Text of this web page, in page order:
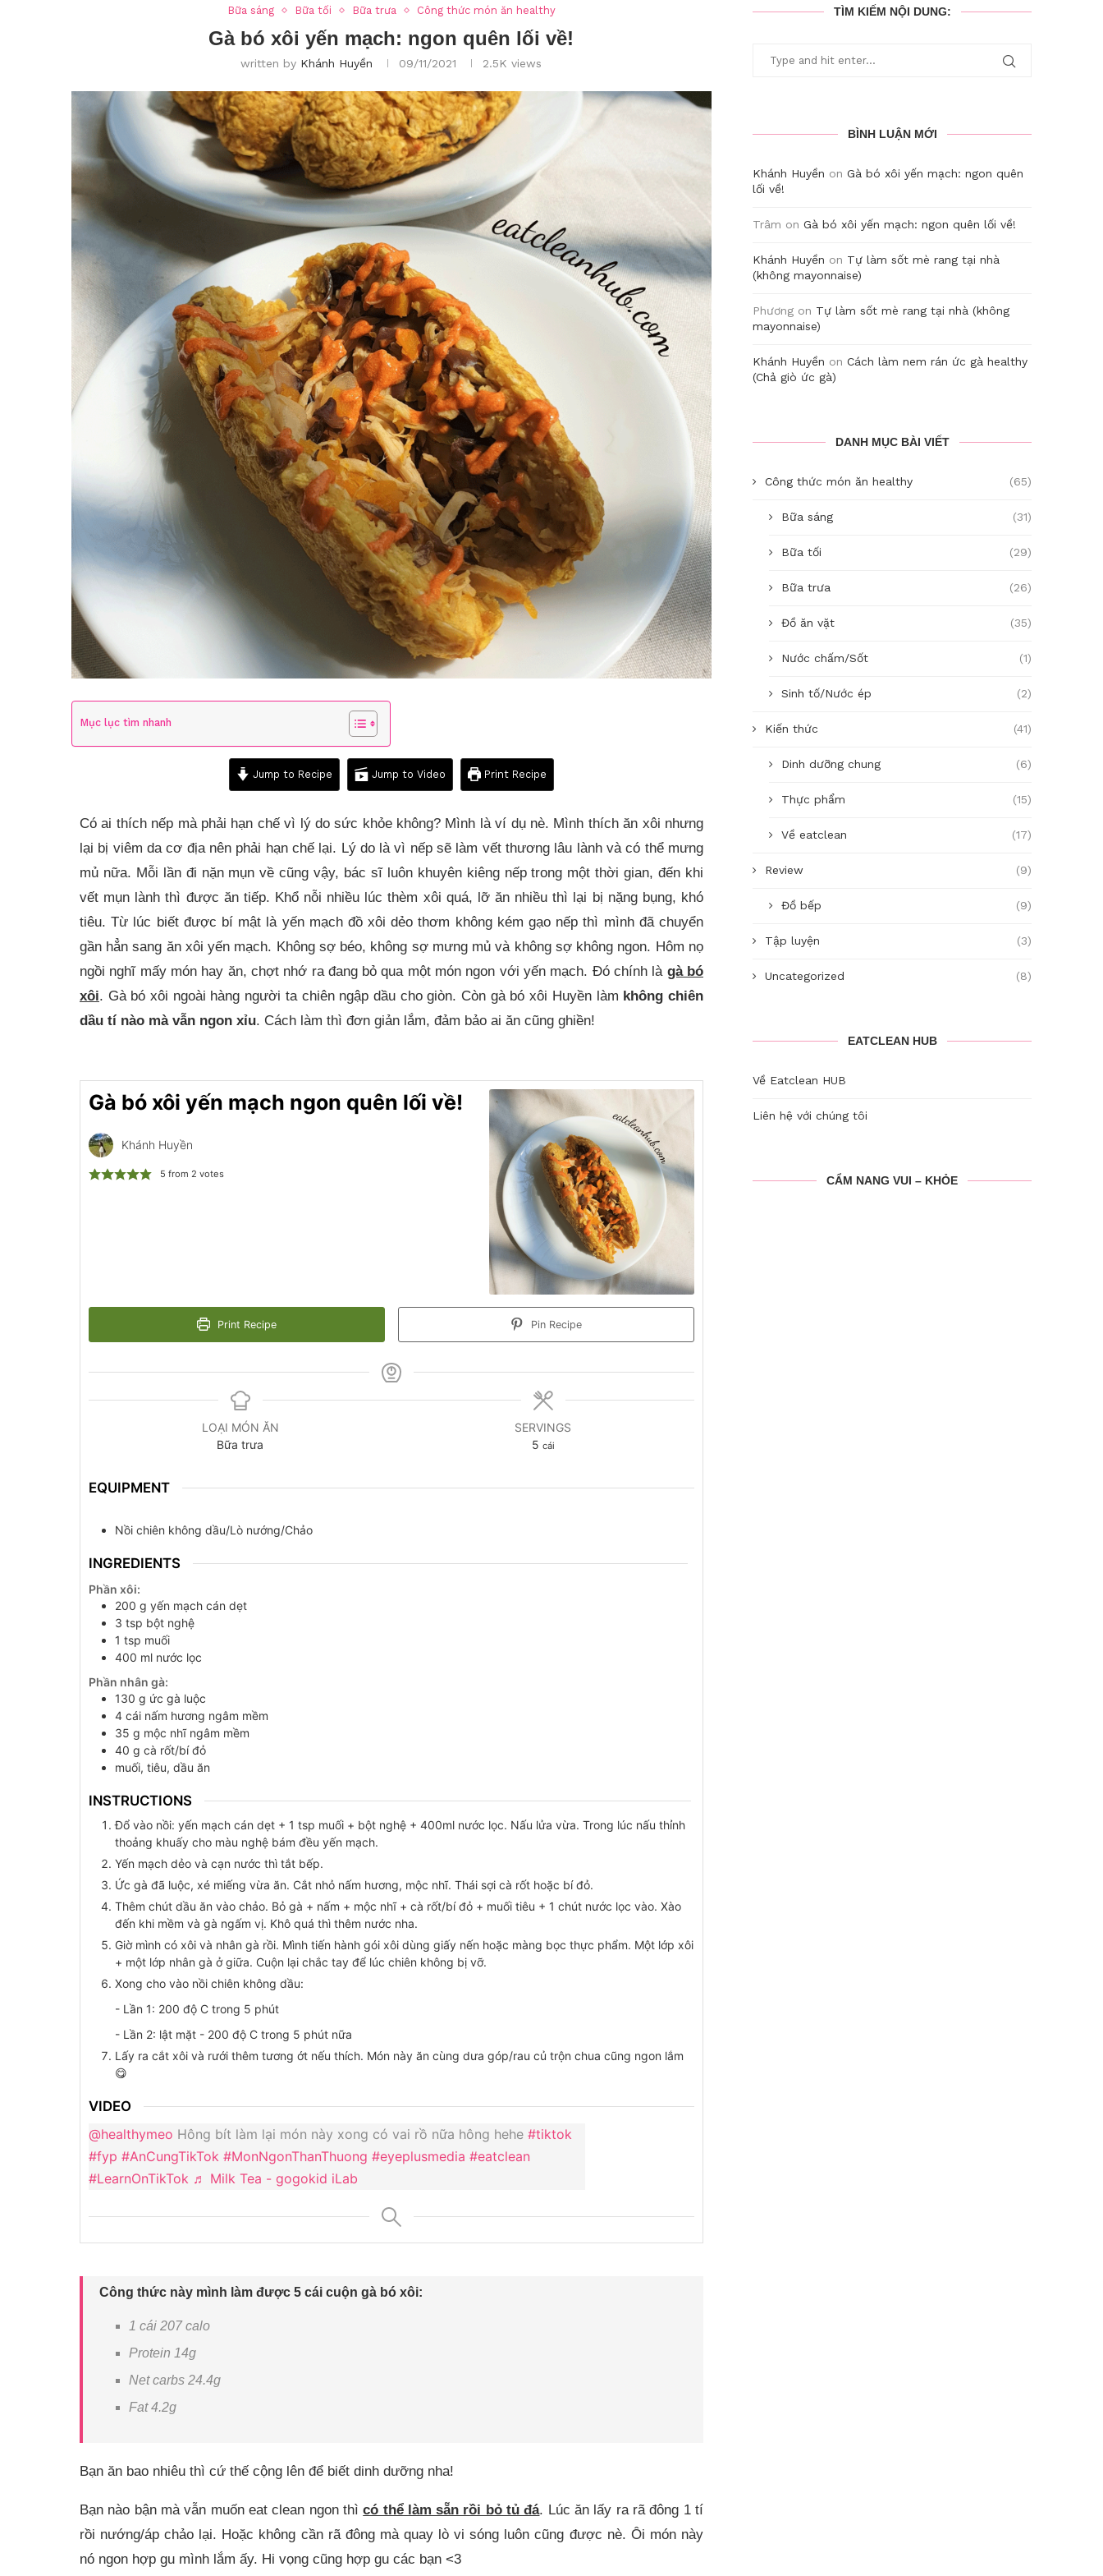
Bữa sáng Bữa tối Bữa trưa Công thức món ăn healthy
Gà bó xôi yến mạch: ngon quên lối về!
written by Khánh Huyền 09/11/2021 2.5K views
Mục lục tìm nhanh
Jump to Recipe Jump to Video Print Recipe
Có ai thích nếp mà phải hạn chế vì lý do sức khỏe không? Mình là ví dụ nè. Mình thích ăn xôi nhưng
lại bị viêm da cơ địa nên phải hạn chế lại. Lý do là vì nếp sẽ làm vết thương lâu lành và có thể mưng
mủ nữa. Mỗi lần đi nặn mụn về cũng vậy, bác sĩ luôn khuyên kiêng nếp trong một thời gian, đến khi
vết mụn lành thì được ăn tiếp. Khổ nỗi nhiều lúc thèm xôi quá, lỡ ăn nhiều thì lại bị nặng bụng, khó
tiêu. Từ lúc biết được bí mật là yến mạch đồ xôi dẻo thơm không kém gạo nếp thì mình đã chuyển
gần hẳn sang ăn xôi yến mạch. Không sợ béo, không sợ mưng mủ và không sợ không ngon. Hôm nọ
ngồi nghĩ mấy món hay ăn, chợt nhớ ra đang bỏ qua một món ngon với yến mạch. Đó chính là gà bó
xôi. Gà bó xôi ngoài hàng người ta chiên ngập dầu cho giòn. Còn gà bó xôi Huyền làm không chiên
dầu tí nào mà vẫn ngon xỉu. Cách làm thì đơn giản lắm, đảm bảo ai ăn cũng ghiền!
Gà bó xôi yến mạch ngon quên lối về!
Khánh Huyền
5 from 2 votes
Print Recipe Pin Recipe
LOẠI MÓN ĂN
Bữa trưa
SERVINGS
5 cái
EQUIPMENT
Nồi chiên không dầu/Lò nướng/Chảo
INGREDIENTS
Phần xôi:
200 g yến mạch cán dẹt
3 tsp bột nghệ
1 tsp muối
400 ml nước lọc
Phần nhân gà:
130 g ức gà luộc
4 cái nấm hương ngâm mềm
35 g mộc nhĩ ngâm mềm
40 g cà rốt/bí đỏ
muối, tiêu, dầu ăn
INSTRUCTIONS
Đổ vào nồi: yến mạch cán dẹt + 1 tsp muối + bột nghệ + 400ml nước lọc. Nấu lửa vừa. Trong lúc nấu thỉnh
thoảng khuấy cho màu nghệ bám đều yến mạch.
Yến mạch dẻo và cạn nước thì tắt bếp.
Ức gà đã luộc, xé miếng vừa ăn. Cắt nhỏ nấm hương, mộc nhĩ. Thái sợi cà rốt hoặc bí đỏ.
Thêm chút dầu ăn vào chảo. Bỏ gà + nấm + mộc nhĩ + cà rốt/bí đỏ + muối tiêu + 1 chút nước lọc vào. Xào
đến khi mềm và gà ngấm vị. Khô quá thì thêm nước nha.
Giờ mình có xôi và nhân gà rồi. Mình tiến hành gói xôi dùng giấy nến hoặc màng bọc thực phẩm. Một lớp xôi
+ một lớp nhân gà ở giữa. Cuộn lại chắc tay để lúc chiên không bị vỡ.
Xong cho vào nồi chiên không dầu:
- Lần 1: 200 độ C trong 5 phút
- Lần 2: lật mặt - 200 độ C trong 5 phút nữa
Lấy ra cắt xôi và rưới thêm tương ớt nếu thích. Món này ăn cùng dưa góp/rau củ trộn chua cũng ngon lắm
😋
VIDEO
@healthymeo Hông bít làm lại món này xong có vai rồ nữa hông hehe #tiktok
#fyp #AnCungTikTok #MonNgonThanThuong #eyeplusmedia #eatclean
#LearnOnTikTok ♬ Milk Tea - gogokid iLab
Công thức này mình làm được 5 cái cuộn gà bó xôi:
1 cái 207 calo
Protein 14g
Net carbs 24.4g
Fat 4.2g
Bạn ăn bao nhiêu thì cứ thế cộng lên để biết dinh dưỡng nha!
Bạn nào bận mà vẫn muốn eat clean ngon thìcó thể làm sẵn rồi bỏ tủ đá. Lúc ăn lấy ra rã đông 1 tí
rồi nướng/áp chảo lại. Hoặc không cần rã đông mà quay lò vi sóng luôn cũng được nè. Ôi món này
nó ngon hợp gu mình lắm ấy. Hi vọng cũng hợp gu các bạn <3
TÌM KIẾM NỘI DUNG:
BÌNH LUẬN MỚI
Khánh Huyền on Gà bó xôi yến mạch: ngon quên
lối về!
Trâm on Gà bó xôi yến mạch: ngon quên lối về!
Khánh Huyền on Tự làm sốt mè rang tại nhà
(không mayonnaise)
Phương on Tự làm sốt mè rang tại nhà (không
mayonnaise)
Khánh Huyền on Cách làm nem rán ức gà healthy
(Chả giò ức gà)
DANH MỤC BÀI VIẾT
Công thức món ăn healthy (65)
Bữa sáng (31)
Bữa tối (29)
Bữa trưa (26)
Đồ ăn vặt (35)
Nước chấm/Sốt (1)
Sinh tố/Nước ép (2)
Kiến thức (41)
Dinh dưỡng chung (6)
Thực phẩm (15)
Về eatclean (17)
Review (9)
Đồ bếp (9)
Tập luyện (3)
Uncategorized (8)
EATCLEAN HUB
Về Eatclean HUB
Liên hệ với chúng tôi
CẨM NANG VUI – KHỎE